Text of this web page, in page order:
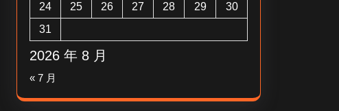
2026 年 8 月
24
25 26 27 28 29
30
31
« 7 月